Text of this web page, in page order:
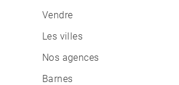
Vendre
Les villes
Nos agences
Barnes